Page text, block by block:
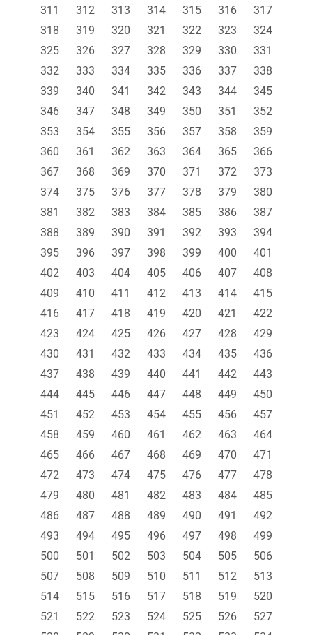
311
312 313 314 315 316
317
318
319 320 321 322 323
324
325
326 327 328 329 330
331
332
333 334 335 336 337
338
339
340 341 342 343 344
345
346
347 348 349 350 351
352
353
354 355 356 357 358
359
360
361 362 363 364 365
366
367
368 369 370 371 372
373
374
375 376 377 378 379
380
381
382 383 384 385 386
387
388
389 390 391 392 393
394
395
396 397 398 399 400
401
402
403 404 405 406 407
408
409
410 411 412 413 414
415
416
417 418 419 420 421
422
423
424 425 426 427 428
429
430
431 432 433 434 435
436
437
438 439 440 441 442
443
444
445 446 447 448 449
450
451
452 453 454 455 456
457
458
459 460 461 462 463
464
465
466 467 468 469 470
471
472
473 474 475 476 477
478
479
480 481 482 483 484
485
486
487 488 489 490 491
492
493
494 495 496 497 498
499
500
501 502 503 504 505
506
507
508 509 510 511 512
513
514
515 516 517 518 519
520
521
522 523 524 525 526
527